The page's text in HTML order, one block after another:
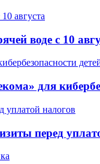
воде с 10
для
перед